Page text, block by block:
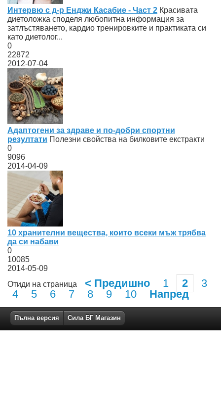
Интервю с д-р Енджи Касабие - Част 2 Красивата
диетоложка споделя любопитна информация за
затлъстяването, кардио тренировките и практиката си
като диетолог...
0
22872
2012-07-04
Адаптогени за здраве и по-добри спортни
резултати Полезни свойства на билковите екстракти
0
9096
2014-04-09
10 хранителни вещества, които всеки мъж трябва
да си набави
0
10085
2014-05-09
Отиди на страница
< Предишно 1 2
3
4
5 6 7 8 9 10 Напред
Пълна версия Сила БГ Магазин